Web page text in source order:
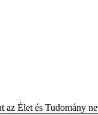
az Élet és Tudomány